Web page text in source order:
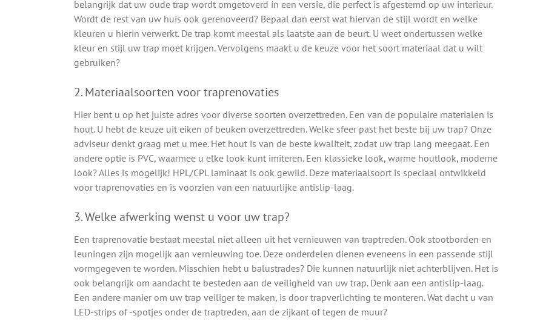
belangrijk dat uw oude trap wordt omgetoverd in een versie, die perfect is afgestemd op uw interieur.
Wordt de rest van uw huis ook gerenoveerd? Bepaal dan eerst wat hiervan de stijl wordt en welke
kleuren u hierin verwerkt. De trap komt meestal als laatste aan de beurt. U weet ondertussen welke
kleur en stijl uw trap moet krijgen. Vervolgens maakt u de keuze voor het soort materiaal dat u wilt
gebruiken?
2. Materiaalsoorten voor traprenovaties
Hier bent u op het juiste adres voor diverse soorten overzettreden. Een van de populaire materialen is
hout. U hebt de keuze uit eiken of beuken overzettreden. Welke sfeer past het beste bij uw trap? Onze
adviseur denkt graag met u mee. Het hout is van de beste kwaliteit, zodat uw trap lang meegaat. Een
andere optie is PVC, waarmee u elke look kunt imiteren. Een klassieke look, warme houtlook, moderne
look? Alles is mogelijk! HPL/CPL laminaat is ook gewild. Deze materiaalsoort is speciaal ontwikkeld
voor traprenovaties en is voorzien van een natuurlijke antislip-laag.
3. Welke afwerking wenst u voor uw trap?
Een traprenovatie bestaat meestal niet alleen uit het vernieuwen van traptreden. Ook stootborden en
leuningen zijn mogelijk aan vernieuwing toe. Deze onderdelen dienen eveneens in een passende stijl
vormgegeven te worden. Misschien hebt u balustrades? Die kunnen natuurlijk niet achterblijven. Het is
ook belangrijk om aandacht te besteden aan de veiligheid van uw trap. Denk aan een antislip-laag.
Een andere manier om uw trap veiliger te maken, is door trapverlichting te monteren. Wat dacht u van
LED-strips of -spotjes onder de traptreden, aan de zijkant of tegen de muur?